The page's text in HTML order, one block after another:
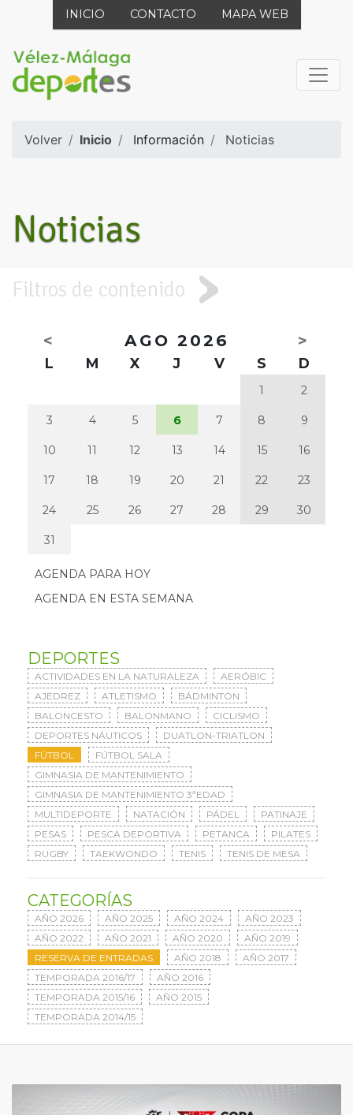
INICIO CONTACTO MAPA WEB
Volver Inicio Información Noticias
Noticias
Filtros de contenido
< AGO 2026 >
L M X J V S D
1 2
3 4 5 6 7 8 9
10 11 12 13 14 15 16
17 18 19 20 21 22 23
24 25 26 27 28 29 30
31
AGENDA PARA HOY
AGENDA EN ESTA SEMANA
DEPORTES
ACTIVIDADES EN LA NATURALEZA
AERÓBIC
AJEDREZ
ATLETISMO
BÁDMINTON
BALONCESTO
BALONMANO
CICLISMO
DEPORTES NÁUTICOS
DUATLON-TRIATLON
FÚTBOL
FÚTBOL SALA
GIMNASIA DE MANTENIMIENTO
GIMNASIA DE MANTENIMIENTO 3ªEDAD
MULTIDEPORTE
NATACIÓN PÁDEL
PATINAJE
PESAS
PESCA DEPORTIVA PETANCA
PILATES
RUGBY
TAEKWONDO TENIS TENIS DE MESA
CATEGORÍAS
AÑO 2026 AÑO 2025 AÑO 2024
AÑO 2023
AÑO 2022
AÑO 2021 AÑO 2020
AÑO 2019
RESERVA DE ENTRADAS
AÑO 2018
AÑO 2017
TEMPORADA 2016/17
AÑO 2016
TEMPORADA 2015/16
AÑO 2015
TEMPORADA 2014/15